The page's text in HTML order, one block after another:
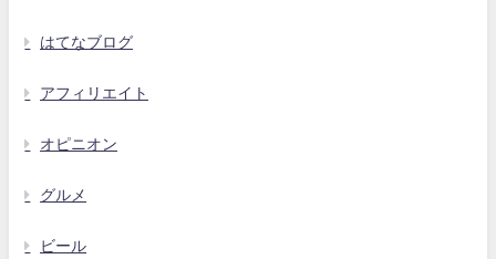
はてなブログ
アフィリエイト
オピニオン
グルメ
ビール